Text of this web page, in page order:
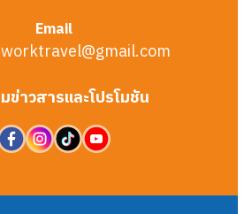
Email
ข่าวสารและโปรโมชัน